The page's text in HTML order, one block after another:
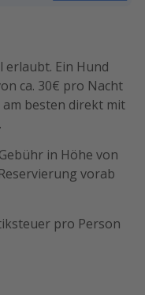
erlaubt. Ein Hund
ca. 30€ pro Nacht
besten direkt mit
in Höhe von
vorab
pro Person